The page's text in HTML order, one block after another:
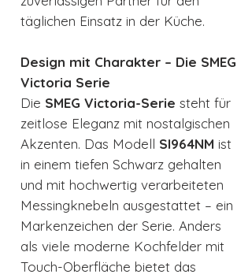
täglichen Einsatz in der Küche.
Design mit Charakter – Die SMEG
Victoria Serie
Die SMEG Victoria-Serie steht für
zeitlose Eleganz mit nostalgischen
Akzenten. Das Modell SI964NM ist
in einem tiefen Schwarz gehalten
und mit hochwertig verarbeiteten
Messingknebeln ausgestattet – ein
Markenzeichen der Serie. Anders
als viele moderne Kochfelder mit
Touch-Oberfläche bietet das